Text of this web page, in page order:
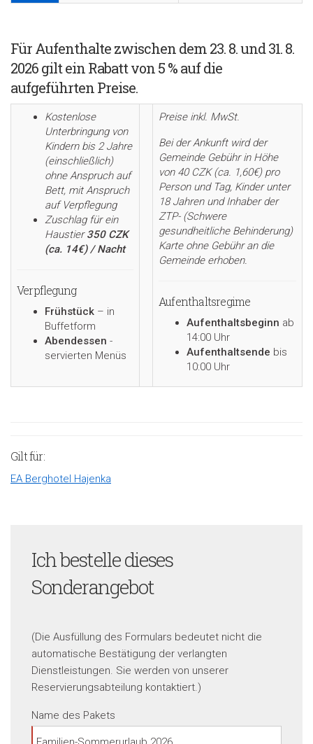
Für Aufenthalte zwischen dem 23. 8. und 31. 8.
2026 gilt ein Rabatt von 5 % auf die
aufgeführten Preise.
Kostenlose
Unterbringung von
Kindern bis 2 Jahre
(einschließlich)
ohne Anspruch auf
Bett, mit Anspruch
auf Verpflegung
Zuschlag für ein
Haustier 350 CZK
(ca. 14€) / Nacht
Verpflegung
Frühstück – in
Buffetform
Abendessen -
servierten Menüs
Preise inkl. MwSt.
Bei der Ankunft wird der
Gemeinde Gebühr in Höhe
von 40 CZK (ca. 1,60€) pro
Person und Tag, Kinder unter
18 Jahren und Inhaber der
ZTP- (Schwere
gesundheitliche Behinderung)
Karte ohne Gebühr an die
Gemeinde erhoben.
Aufenthaltsregime
Aufenthaltsbeginn ab
14:00 Uhr
Aufenthaltsende bis
10:00 Uhr
Gilt für:
EA Berghotel Hajenka
Ich bestelle dieses
Sonderangebot
(Die Ausfüllung des Formulars bedeutet nicht die
automatische Bestätigung der verlangten
Dienstleistungen. Sie werden von unserer
Reservierungsabteilung kontaktiert.)
Name des Pakets